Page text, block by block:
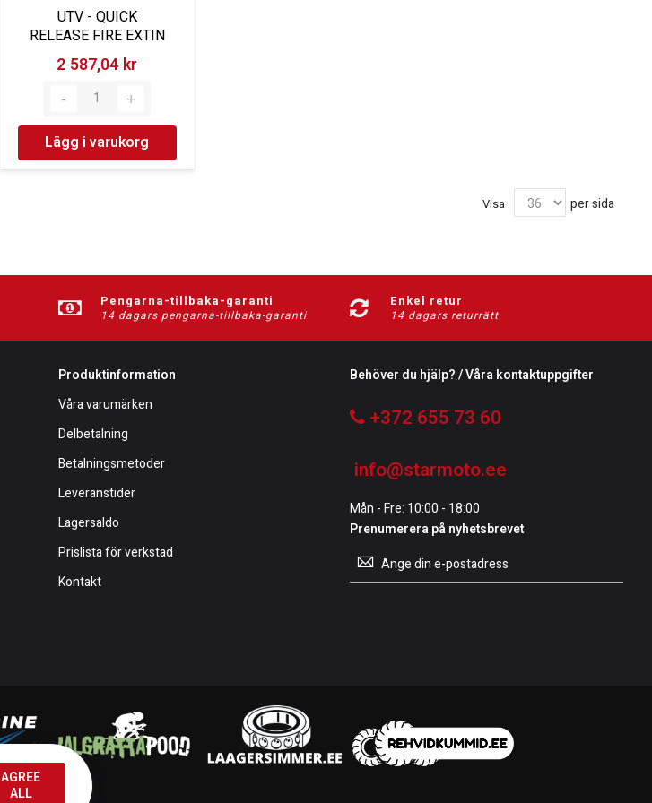
UTV - QUICK
RELEASE FIRE EXTIN
2 587,04 kr‎
Lägg i varukorg
Visa per sida
Pengarna-tillbaka-garanti
14 dagars pengarna-tillbaka-garanti
Enkel retur
14 dagars returrätt
Produktinformation
Våra varumärken
Delbetalning
Betalningsmetoder
Leveranstider
Lagersaldo
Prislista för verkstad
Kontakt
Behöver du hjälp? / Våra kontaktuppgifter
+372 655 73 60
info@starmoto.ee
Mån - Fre: 10:00 - 18:00
Prenumerera på nyhetsbrevet
Prenumerera
på
vårt
AGREE
ALL